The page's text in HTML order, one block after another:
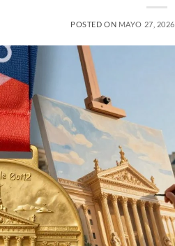
POSTED ON MAYO 27, 2026